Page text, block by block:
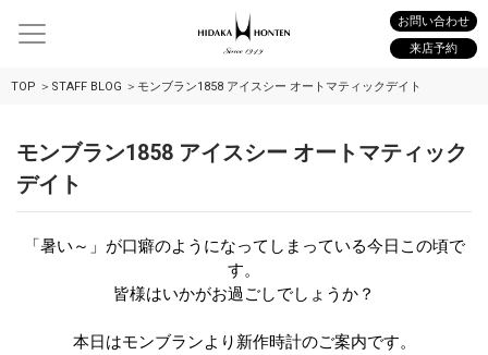
お問い合わせ
来店予約
TOP STAFF BLOG モンブラン1858 アイスシー オートマティックデイト
モンブラン1858 アイスシー オートマティック
デイト
「暑い～」が口癖のようになってしまっている今日この頃で
す。
皆様はいかがお過ごしでしょうか？
本日はモンブランより新作時計のご案内です。